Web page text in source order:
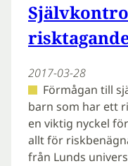
2017-03-28
Förmågan till
barn som har ett
en viktig nyckel
allt för
från Lunds